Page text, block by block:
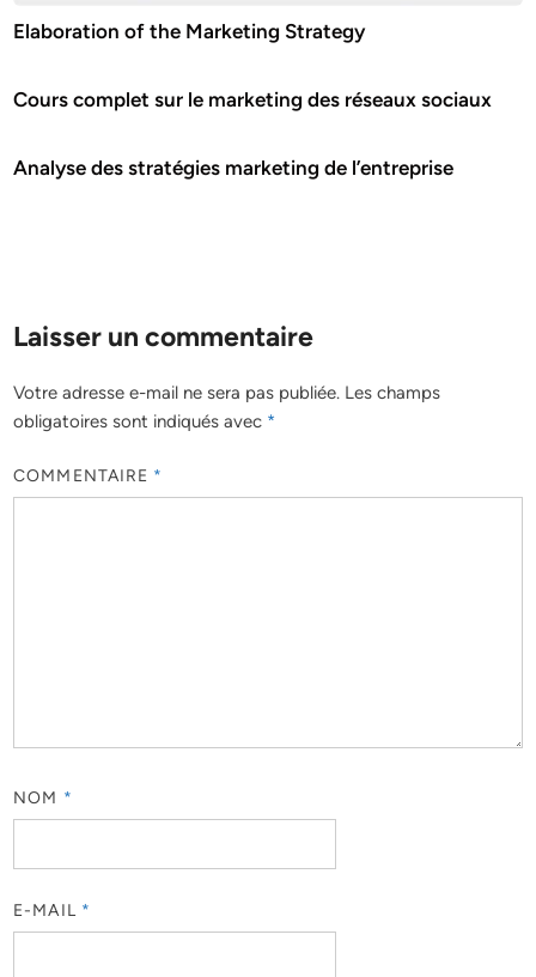
Elaboration of the Marketing Strategy
Cours complet sur le marketing des réseaux sociaux
Analyse des stratégies marketing de l’entreprise
Laisser un commentaire
Votre adresse e-mail ne sera pas publiée. Les champs
obligatoires sont indiqués avec *
COMMENTAIRE *
NOM *
E-MAIL *